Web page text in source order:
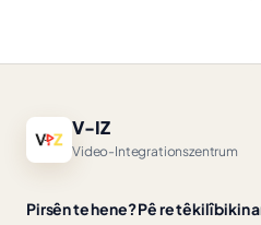
V-IZ
Video-Integrationszentrum
Pirsên te hene? Pê re têkilî bikin